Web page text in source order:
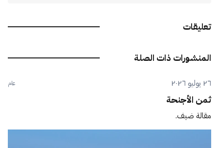
تعليقات
المنشورات ذات الصلة
٢٦ يوليو ٢٠٢٦ عام
ثمن الأجنحة
مقالة ضيف.